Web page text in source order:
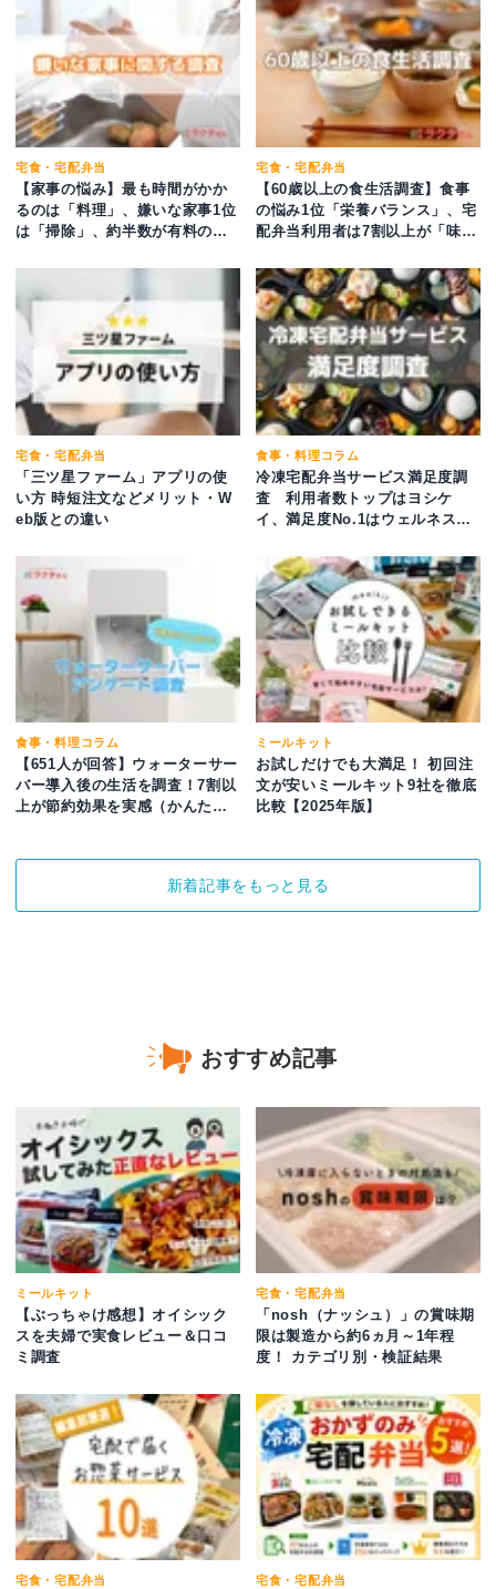
宅食・宅配弁当
【家事の悩み】最も時間がかか
るのは「料理」、嫌いな家事1位
は「掃除」、約半数が有料の家
宅食・宅配弁当
【60歳以上の食生活調査】食事
の悩み1位「栄養バランス」、宅
配弁当利用者は7割以上が「味・
宅食・宅配弁当
「三ツ星ファーム」アプリの使
い方 時短注文などメリット・W
eb版との違い
食事・料理コラム
冷凍宅配弁当サービス満足度調
査 利用者数トップはヨシケ
イ、満足度No.1はウェルネスダ
ラクタさん調べ）
食事・料理コラム
【651人が回答】ウォーターサー
バー導入後の生活を調査！7割以
上が節約効果を実感（かんたん
ミールキット
お試しだけでも大満足！ 初回注
文が安いミールキット9社を徹底
比較【2025年版】
新着記事をもっと見る
おすすめ記事
ミールキット
【ぶっちゃけ感想】オイシック
スを夫婦で実食レビュー＆口コ
ミ調査
宅食・宅配弁当
「nosh（ナッシュ）」の賞味期
限は製造から約6ヵ月～1年程
度！ カテゴリ別・検証結果
宅食・宅配弁当 宅食・宅配弁当